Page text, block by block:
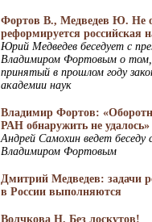
Фортов В., Медведев Ю. Не
реформируется российская
Юрий Медведев беседует с
Владимиром Фортовым о том,
принятый в прошлом году
академии наук
Владимир Фортов:
РАН обнаружить не удалось»
Андрей Самохин ведет
Владимиром Фортовым
Дмитрий Медведев: задачи
в России выполняются
Волчкова Н. Без лоскутов!